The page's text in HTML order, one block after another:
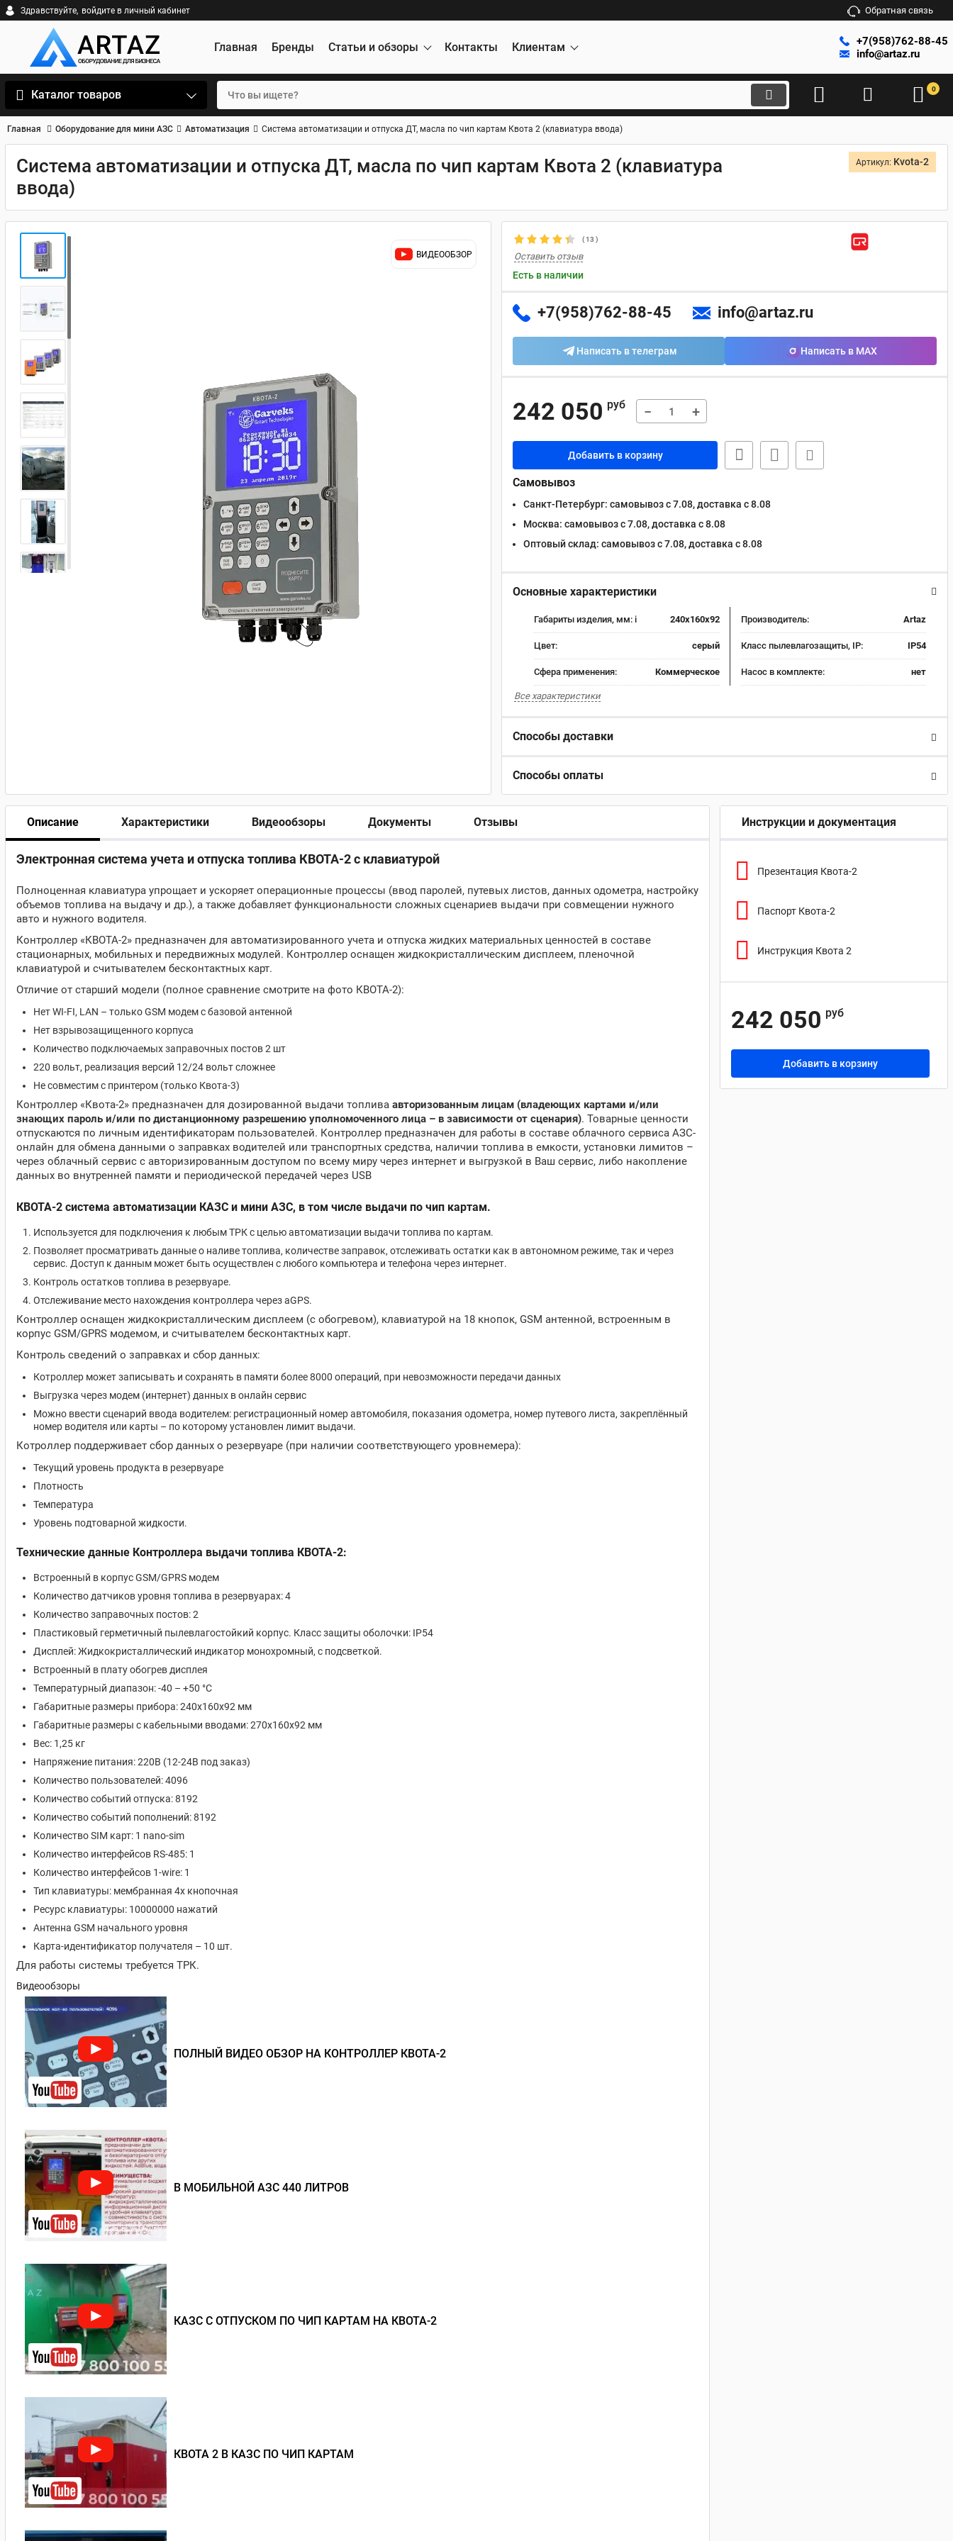
Здравствуйте, войдите в личный кабинет Обратная связь
Главная Бренды Статьи и обзоры Контакты Клиентам
+7(958)762-88-45
info@artaz.ru
Каталог товаров 0
Главная Оборудование для мини АЗС Автоматизация Система автоматизации и отпуска ДТ, масла по чип картам Квота 2 (клавиатура ввода)
Система автоматизации и отпуска ДТ, масла по чип картам Квота 2 (клавиатура
ввода)
Артикул: Kvota-2
ВИДЕООБЗОР
(13 )
Оставить отзыв
Есть в наличии
+7(958)762-88-45 info@artaz.ru
Написать в телеграм Написать в MAX
242 050 руб − +
Добавить в корзину
Самовывоз
Санкт-Петербург: самовывоз с 7.08, доставка c 8.08
Москва: самовывоз с 7.08, доставка c 8.08
Оптовый склад: самовывоз с 7.08, доставка c 8.08
Основные характеристики
Габариты изделия, мм: i 240x160x92 Производитель: Artaz
Цвет: серый Класс пылевлагозащиты, IP: IP54
Сфера применения: Коммерческое Насос в комплекте: нет
Все характеристики
Способы доставки
Способы оплаты
Описание Характеристики Видеообзоры Документы Отзывы
Электронная система учета и отпуска топлива КВОТА-2 с клавиатурой
Полноценная клавиатура упрощает и ускоряет операционные процессы (ввод паролей, путевых листов, данных одометра, настройку
объемов топлива на выдачу и др.), а также добавляет функциональности сложных сценариев выдачи при совмещении нужного
авто и нужного водителя.
Контроллер «КВОТА-2» предназначен для автоматизированного учета и отпуска жидких материальных ценностей в составе
стационарных, мобильных и передвижных модулей. Контроллер оснащен жидкокристаллическим дисплеем, пленочной
клавиатурой и считывателем бесконтактных карт.
Отличие от старший модели (полное сравнение смотрите на фото КВОТА-2):
Нет WI-FI, LAN – только GSM модем с базовой антенной
Нет взрывозащищенного корпуса
Количество подключаемых заправочных постов 2 шт
220 вольт, реализация версий 12/24 вольт сложнее
Не совместим с принтером (только Квота-3)
Контроллер «Квота-2» предназначен для дозированной выдачи топлива авторизованным лицам (владеющих картами и/или
знающих пароль и/или по дистанционному разрешению уполномоченного лица – в зависимости от сценария). Товарные ценности
отпускаются по личным идентификаторам пользователей. Контроллер предназначен для работы в составе облачного сервиса АЗС-
онлайн для обмена данными о заправках водителей или транспортных средства, наличии топлива в емкости, установки лимитов –
через облачный сервис с авторизированным доступом по всему миру через интернет и выгрузкой в Ваш сервис, либо накопление
данных во внутренней памяти и периодической передачей через USB
КВОТА-2 система автоматизации КАЗС и мини АЗС, в том числе выдачи по чип картам.
Используется для подключения к любым ТРК с целью автоматизации выдачи топлива по картам.
Позволяет просматривать данные о наливе топлива, количестве заправок, отслеживать остатки как в автономном режиме, так и через
сервис. Доступ к данным может быть осуществлен с любого компьютера и телефона через интернет.
Контроль остатков топлива в резервуаре.
Отслеживание место нахождения контроллера через aGPS.
Контроллер оснащен жидкокристаллическим дисплеем (с обогревом), клавиатурой на 18 кнопок, GSM антенной, встроенным в
корпус GSM/GPRS модемом, и считывателем бесконтактных карт.
Контроль сведений о заправках и сбор данных:
Котроллер может записывать и сохранять в памяти более 8000 операций, при невозможности передачи данных
Выгрузка через модем (интернет) данных в онлайн сервис
Можно ввести сценарий ввода водителем: регистрационный номер автомобиля, показания одометра, номер путевого листа, закреплённый
номер водителя или карты – по которому установлен лимит выдачи.
Котроллер поддерживает сбор данных о резервуаре (при наличии соответствующего уровнемера):
Текущий уровень продукта в резервуаре
Плотность
Температура
Уровень подтоварной жидкости.
Технические данные Контроллера выдачи топлива КВОТА-2:
Встроенный в корпус GSM/GPRS модем
Количество датчиков уровня топлива в резервуарах: 4
Количество заправочных постов: 2
Пластиковый герметичный пылевлагостойкий корпус. Класс защиты оболочки: IP54
Дисплей: Жидкокристаллический индикатор монохромный, с подсветкой.
Встроенный в плату обогрев дисплея
Температурный диапазон: -40 – +50 °C
Габаритные размеры прибора: 240х160х92 мм
Габаритные размеры с кабельными вводами: 270х160х92 мм
Вес: 1,25 кг
Напряжение питания: 220В (12-24В под заказ)
Количество пользователей: 4096
Количество событий отпуска: 8192
Количество событий пополнений: 8192
Количество SIM карт: 1 nano-sim
Количество интерфейсов RS-485: 1
Количество интерфейсов 1-wire: 1
Тип клавиатуры: мембранная 4х кнопочная
Ресурс клавиатуры: 10000000 нажатий
Антенна GSM начального уровня
Карта-идентификатор получателя – 10 шт.
Для работы системы требуется ТРК.
Видеообзоры
ПОЛНЫЙ ВИДЕО ОБЗОР НА КОНТРОЛЛЕР КВОТА-2
В МОБИЛЬНОЙ АЗС 440 ЛИТРОВ
КАЗС С ОТПУСКОМ ПО ЧИП КАРТАМ НА КВОТА-2
КВОТА 2 В КАЗС ПО ЧИП КАРТАМ
Инструкции и документация
Презентация Квота-2
Паспорт Квота-2
Инструкция Квота 2
242 050 руб
Добавить в корзину